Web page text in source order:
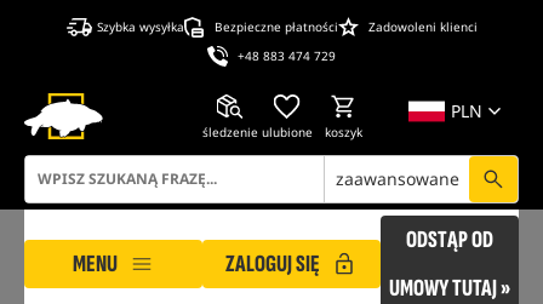
Szybka wysyłka Bezpieczne płatności
Zadowoleni klienci
+48 883 474 729
PLN
śledzenie ulubione koszyk
zaawansowane
MENU ZALOGUJ SIĘ
ODSTĄP OD
UMOWY TUTAJ »